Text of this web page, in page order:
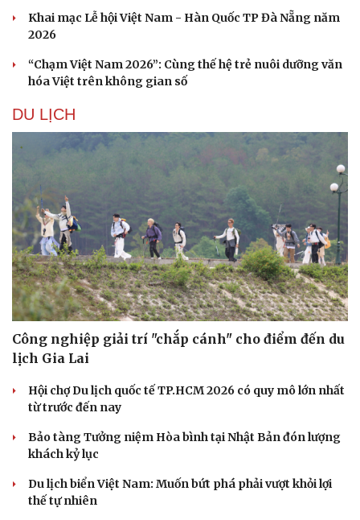
Khai mạc Lễ hội Việt Nam - Hàn Quốc TP Đà Nẵng năm
2026
“Chạm Việt Nam 2026”: Cùng thế hệ trẻ nuôi dưỡng văn
hóa Việt trên không gian số
DU LỊCH
Công nghiệp giải trí "chắp cánh" cho điểm đến du
lịch Gia Lai
Hội chợ Du lịch quốc tế TP.HCM 2026 có quy mô lớn nhất
từ trước đến nay
Bảo tàng Tưởng niệm Hòa bình tại Nhật Bản đón lượng
khách kỷ lục
Du lịch biển Việt Nam: Muốn bứt phá phải vượt khỏi lợi
thế tự nhiên